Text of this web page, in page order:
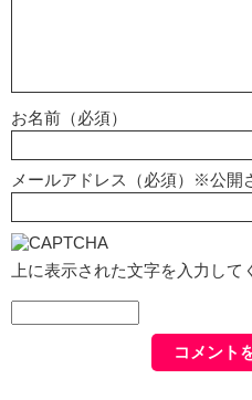
お名前（必須）
メールアドレス（必須）※公開
上に表示された文字を入力して